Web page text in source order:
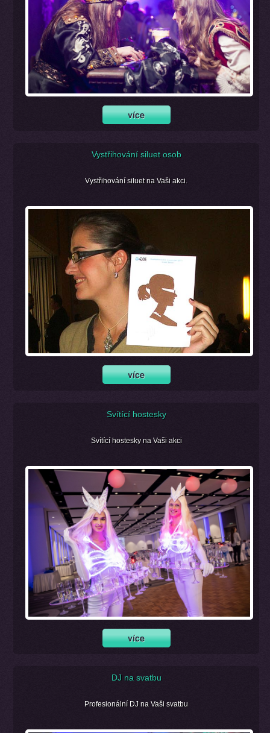
Vystřihování siluet osob
Vystřihování siluet na Vaši akci.
Svítící hostesky
Svítící hostesky na Vaši akci
DJ na svatbu
Profesionální DJ na Vaši svatbu